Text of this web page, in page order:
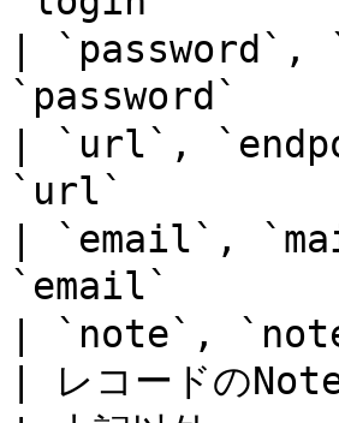
|
`password`
| `url`,
`url`          |
| `email`,
`email`        |
| `note`,
| レコードの